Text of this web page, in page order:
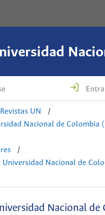
UN
/
Nacional de Colombia
/
Universidad Nacional de
Nacional de